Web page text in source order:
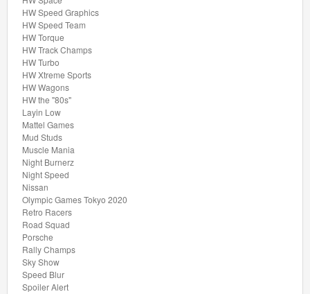
Fresh
Ferrari
Formula
1
HW
55
Race
Team
HW
Art
Cars
HW Speed Graphics
HW Speed Team
HW Torque
HW Track Champs
HW Turbo
HW Xtreme Sports
HW Wagons
HW the "80s"
Layin Low
Mattel Games
Mud Studs
Muscle Mania
Night Burnerz
Night Speed
Nissan
Olympic Games Tokyo 2020
Retro Racers
Road Squad
Porsche
Rally Champs
Sky Show
Speed Blur
Spoiler Alert